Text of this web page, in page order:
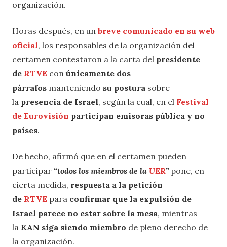
organización.
Horas después, en un breve comunicado en su web
oficial, los responsables de la organización del
certamen contestaron a la carta del presidente
de RTVE con únicamente dos
párrafos manteniendo su postura sobre
la presencia de Israel, según la cual, en el Festival
de Eurovisión participan emisoras pública y no
países.
De hecho, afirmó que en el certamen pueden
participar “todos los miembros de la UER” pone, en
cierta medida, respuesta a la petición
de RTVE para confirmar que la expulsión de
Israel parece no estar sobre la mesa, mientras
la KAN siga siendo miembro de pleno derecho de
la organización.